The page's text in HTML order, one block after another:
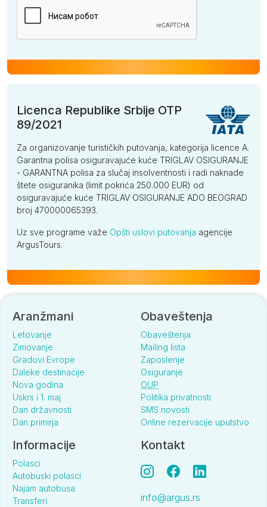
Licenca Republike Srbije OTP
89/2021
Za organizovanje turističkih putovanja, kategorija licence A.
Garantna polisa osiguravajuće kuće TRIGLAV OSIGURANJE
- GARANTNA polisa za slučaj insolventnosti i radi naknade
štete osiguranika (limit pokrića 250.000 EUR) od
osiguravajuće kuće TRIGLAV OSIGURANJE ADO BEOGRAD
broj 470000065393.
Uz sve programe važe Opšti uslovi putovanja agencije
ArgusTours.
Aranžmani
Letovanje
Zimovanje
Gradovi Evrope
Daleke destinacije
Nova godina
Uskrs i 1. maj
Dan državnosti
Dan primirja
Obaveštenja
Obaveštenja
Mailing lista
Zaposlenje
Osiguranje
OUP
Politika privatnosti
SMS novosti
Online rezervacije uputstvo
Informacije
Polasci
Autobuski polasci
Najam autobusa
Transferi
Kontakt
info@argus.rs